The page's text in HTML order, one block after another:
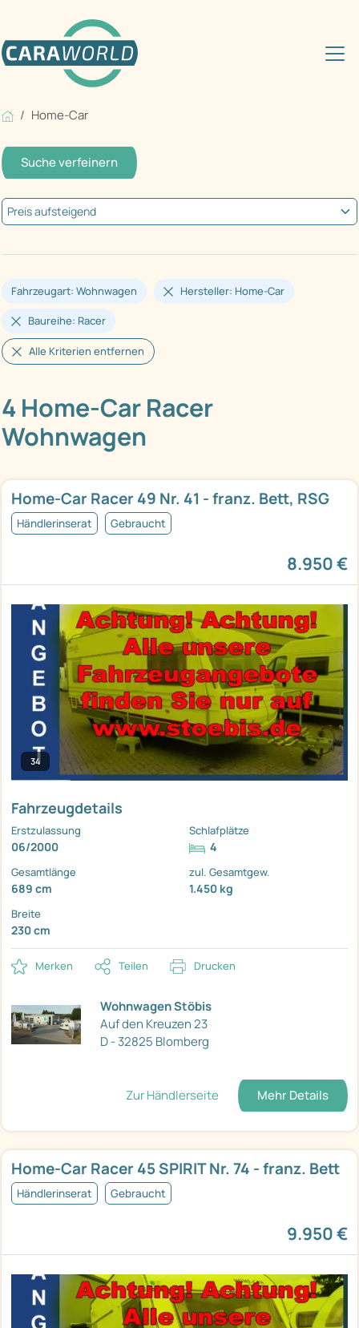
Home-Car
Suche verfeinern
Fahrzeugart: Wohnwagen Hersteller: Home-Car
Baureihe: Racer
Alle Kriterien entfernen
4 Home-Car Racer
Wohnwagen
Home-Car Racer 49 Nr. 41 - franz. Bett, RSG
Händlerinserat Gebraucht
8.950 €
34
Fahrzeugdetails
Erstzulassung
06/2000
Schlafplätze
4
Gesamtlänge
689 cm
zul. Gesamtgew.
1.450 kg
Breite
230 cm
Merken Teilen Drucken
Wohnwagen Stöbis
Auf den Kreuzen 23
D - 32825 Blomberg
Zur Händlerseite Mehr Details
Home-Car Racer 45 SPIRIT Nr. 74 - franz. Bett
Händlerinserat Gebraucht
9.950 €